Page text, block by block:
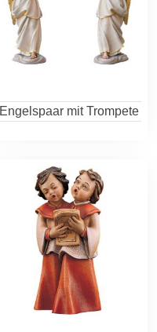
Engelspaar mit Trompete